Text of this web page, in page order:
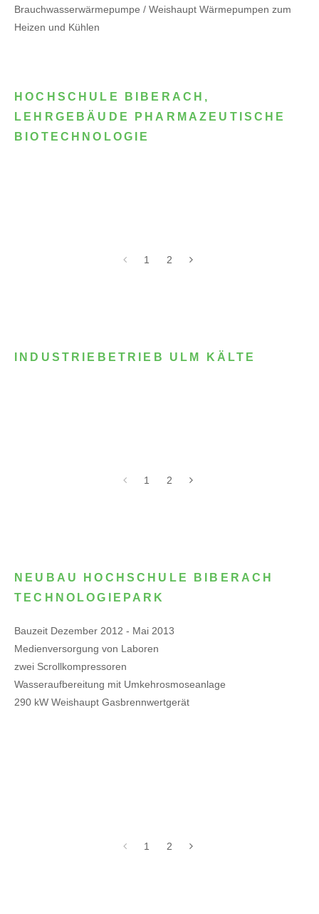
Brauchwasserwärmepumpe / Weishaupt Wärmepumpen zum
Heizen und Kühlen
HOCHSCHULE BIBERACH,
LEHRGEBÄUDE PHARMAZEUTISCHE
BIOTECHNOLOGIE
1 2
INDUSTRIEBETRIEB ULM KÄLTE
1 2
NEUBAU HOCHSCHULE BIBERACH
TECHNOLOGIEPARK
Bauzeit Dezember 2012 - Mai 2013
Medienversorgung von Laboren
zwei Scrollkompressoren
Wasseraufbereitung mit Umkehrosmoseanlage
290 kW Weishaupt Gasbrennwertgerät
1 2